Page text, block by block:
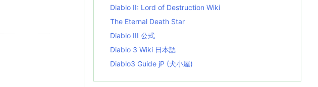
Diablo II: Lord of Destruction Wiki
The Eternal Death Star
Diablo III 公式
Diablo 3 Wiki 日本語
Diablo3 Guide jP (犬小屋)